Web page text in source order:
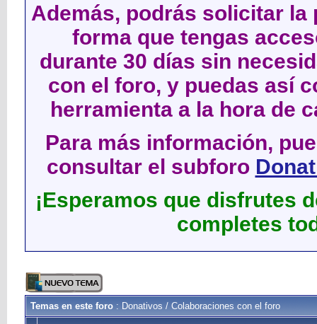
Además, podrás solicitar
forma que tengas
durante 30 días sin
con el foro, y puedas así
herramienta a la hora de
Para más información,
consultar el subforo
¡Esperamos que disfrutes
completes
Temas en este foro : Donativos / Colaboraciones con el foro